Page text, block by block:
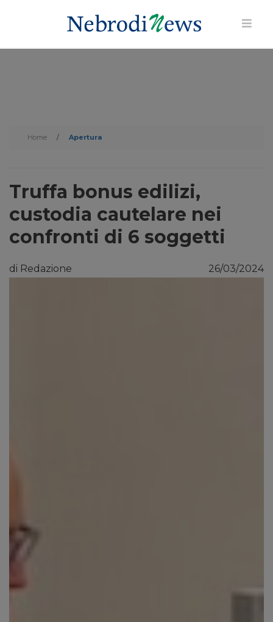
Home / Apertura
Truffa bonus edilizi,
custodia cautelare nei
confronti di 6 soggetti
di Redazione 26/03/2024